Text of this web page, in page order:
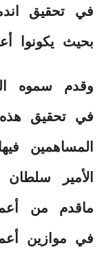
في تحقيق
بحيث يكونوا
وقدم سموه
في تحقيق هذه
المساهمين
الأمير
ماقدم من
في موازين